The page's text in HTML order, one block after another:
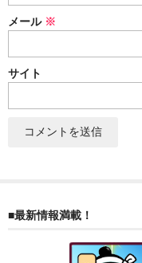
クッキー
ケーキ
メール ※
サイト
■最新情報満載！